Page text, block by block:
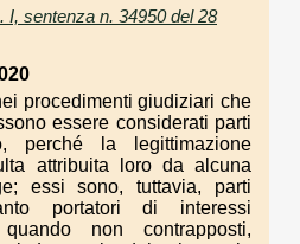
sentenza n. 34950 del 28
procedimenti giudiziari che
essere considerati parti
perché la legittimazione
attribuita loro da alcuna
essi sono, tuttavia, parti
portatori di interessi
non contrapposti,